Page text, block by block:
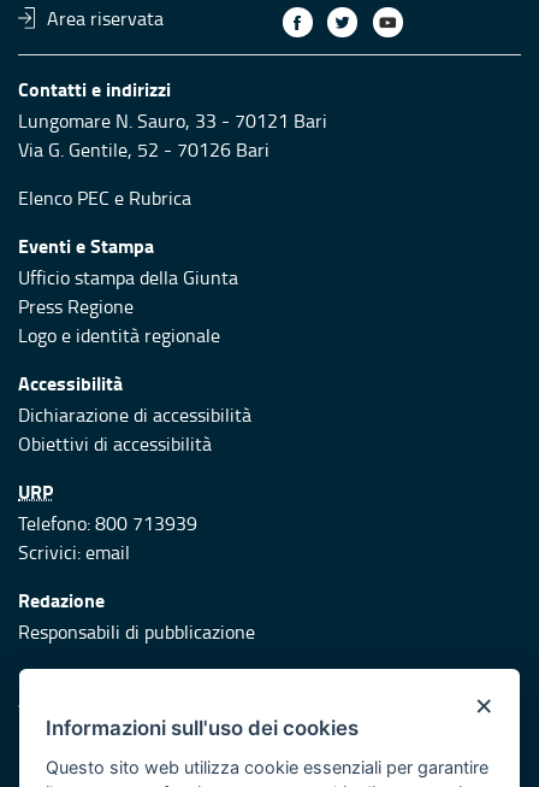
Area riservata
Contatti e indirizzi
Lungomare N. Sauro, 33 - 70121 Bari
Via G. Gentile, 52 - 70126 Bari
Elenco PEC e Rubrica
Eventi e Stampa
Ufficio stampa della Giunta
Press Regione
Logo e identità regionale
Accessibilità
Dichiarazione di accessibilità
Obiettivi di accessibilità
URP
Telefono: 800 713939
Scrivici:email
Redazione
Responsabili di pubblicazione
Protezione civile
Vai al sito di Protezione Civile Puglia
Iniziativa finanziata con risorse del POR Puglia 2014/2020 -
×
Informazioni sull'uso dei cookies
Questo sito web utilizza cookie essenziali per garantire